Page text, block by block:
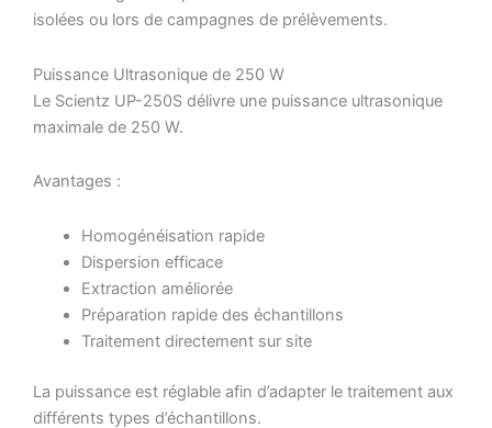
isolées ou lors de campagnes de prélèvements.
Puissance Ultrasonique de 250 W
Le Scientz UP-250S délivre une puissance ultrasonique
maximale de 250 W.
Avantages :
Homogénéisation rapide
Dispersion efficace
Extraction améliorée
Préparation rapide des échantillons
Traitement directement sur site
La puissance est réglable afin d’adapter le traitement aux
différents types d’échantillons.